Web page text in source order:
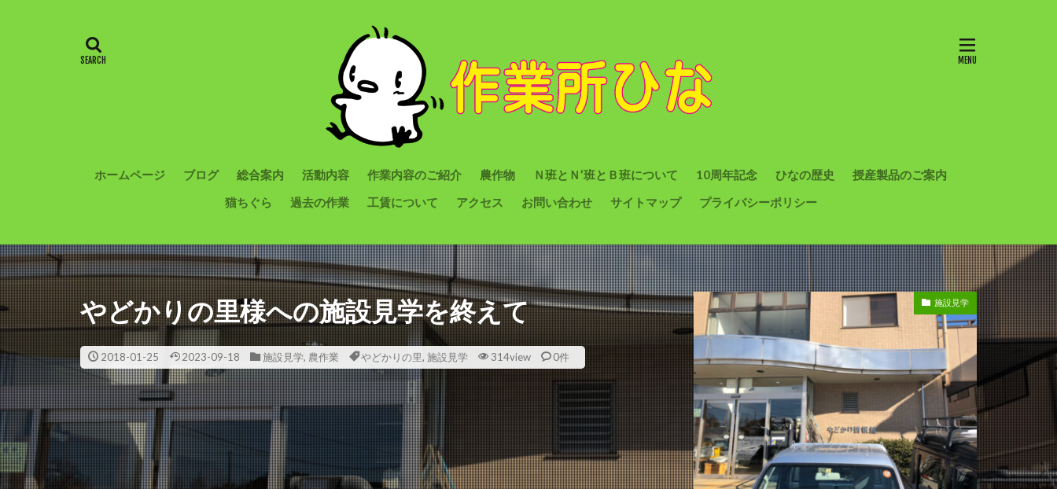
ホームページ ブログ 総合案内 活動内容 作業内容のご紹介 農作物 Ｎ班とＮ’班とＢ班について 10周年記念 ひなの歴史
授産製品のご案内
猫ちぐら
過去の作業 工賃について アクセス お問い合わせ サイトマップ プライバシーポリシー
やどかりの里様への施設見学を終えて
2018-01-25 2023-09-18 施設見学, 農作業 やどかりの里, 施設見学 314view 0件
施設見学